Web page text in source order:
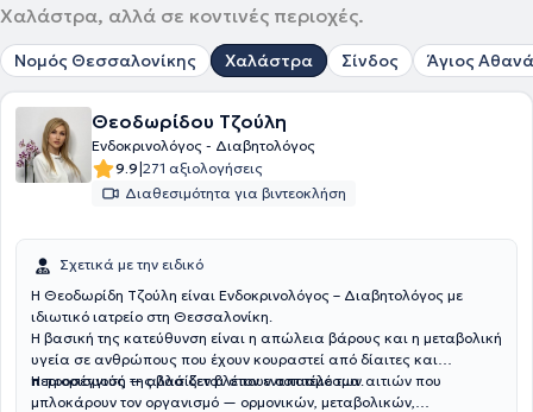
Χαλάστρα, αλλά σε κοντινές περιοχές.
Νομός Θεσσαλονίκης Χαλάστρα Σίνδος Άγιος
Θεοδωρίδου Τζούλη
Ενδοκρινολόγος - Διαβητολόγος
9.9|271 αξιολογήσεις
Διαθεσιμότητα για βιντεοκλήση
Σχετικά με την ειδικό
Η Θεοδωρίδη Τζούλη είναι Ενδοκρινολόγος – Διαβητολόγος με
ιδιωτικό ιατρείο στη Θεσσαλονίκη.
Η βασική της κατεύθυνση είναι η απώλεια βάρους και η μεταβολική
υγεία σε ανθρώπους που έχουν κουραστεί από δίαιτες και
περιορισμούς — αλλά δεν βλέπουν αποτέλεσμα.
Η προσέγγισή της βασίζεται στον εντοπισμό των αιτιών που
μπλοκάρουν τον οργανισμό — ορμονικών, μεταβολικών,